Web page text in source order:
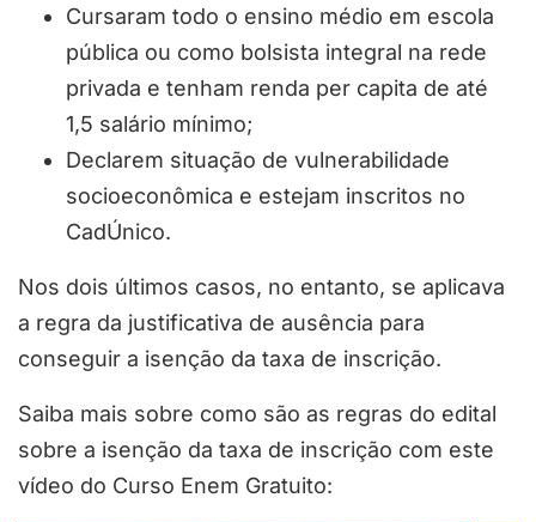
Cursaram todo o ensino médio em escola
pública ou como bolsista integral na rede
privada e tenham renda per capita de até
1,5 salário mínimo;
Declarem situação de vulnerabilidade
socioeconômica e estejam inscritos no
CadÚnico.
Nos dois últimos casos, no entanto, se aplicava
a regra da justificativa de ausência para
conseguir a isenção da taxa de inscrição.
Saiba mais sobre como são as regras do edital
sobre a isenção da taxa de inscrição com este
vídeo do Curso Enem Gratuito: